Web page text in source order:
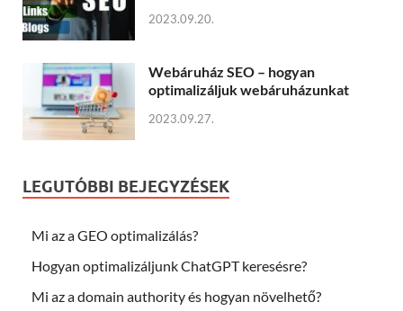
2023.09.20.
Webáruház SEO – hogyan
optimalizáljuk webáruházunkat
2023.09.27.
LEGUTÓBBI BEJEGYZÉSEK
Mi az a GEO optimalizálás?
Hogyan optimalizáljunk ChatGPT keresésre?
Mi az a domain authority és hogyan növelhető?